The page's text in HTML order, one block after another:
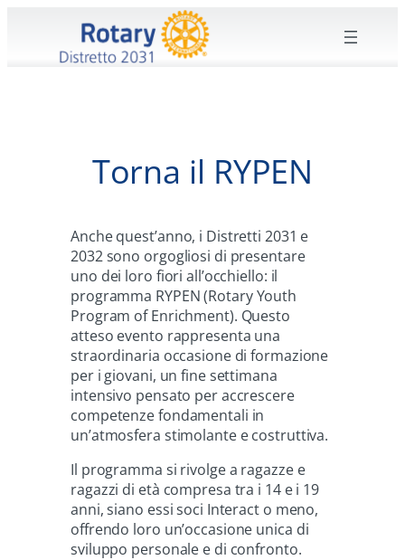
contenuto
Torna il RYPEN
Anche quest’anno, i Distretti 2031 e
2032 sono orgogliosi di presentare
uno dei loro fiori all’occhiello: il
programma RYPEN (Rotary Youth
Program of Enrichment). Questo
atteso evento rappresenta una
straordinaria occasione di formazione
per i giovani, un fine settimana
intensivo pensato per accrescere
competenze fondamentali in
un’atmosfera stimolante e costruttiva.
Il programma si rivolge a ragazze e
ragazzi di età compresa tra i 14 e i 19
anni, siano essi soci Interact o meno,
offrendo loro un’occasione unica di
sviluppo personale e di confronto.